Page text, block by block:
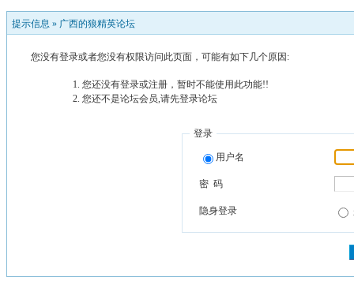
提示信息 » 广西的狼精英论坛
您没有登录或者您没有权限访问此页面，可能有如下几个原因:
您还没有登录或注册，暂时不能使用此功能!!
您还不是论坛会员,请先登录论坛
登录
用户名
密 码
隐身登录